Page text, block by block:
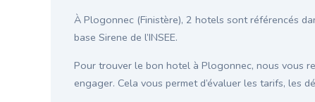
À Plogonnec (Finistère), 2 hotels sont référencés
base Sirene de l’INSEE.
Pour trouver le bon hotel à Plogonnec, nous vous
engager. Cela vous permet d’évaluer les tarifs, les